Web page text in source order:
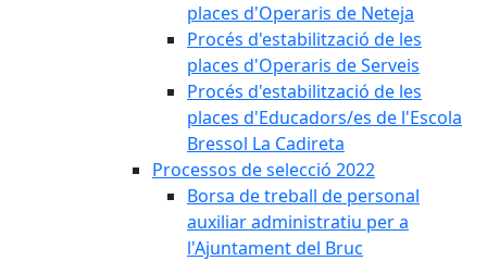
places d'Operaris de Neteja
Procés d'estabilització de les
places d'Operaris de Serveis
Procés d'estabilització de les
places d'Educadors/es de l'Escola
Bressol La Cadireta
Processos de selecció 2022
Borsa de treball de personal
auxiliar administratiu per a
l'Ajuntament del Bruc